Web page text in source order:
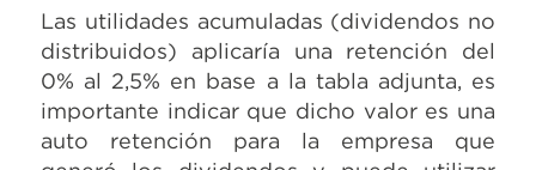
Las utilidades acumuladas (dividendos no
distribuidos) aplicaría una retención del
0% al 2,5% en base a la tabla adjunta, es
importante indicar que dicho valor es una
auto retención para la empresa que